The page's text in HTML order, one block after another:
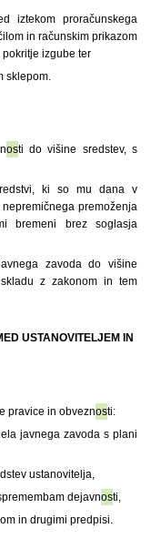
iztekom proračunskega
in računskim prikazom
izgube ter
sklepom.
osti do višine sredstev, s
ki so mu dana v
nepremičnega premoženja
bremeni brez soglasja
zavoda do višine
z zakonom in tem
USTANOVITELJEM IN
pravice in obveznosti:
javnega zavoda s plani
ustanovitelja,
dejavnosti,
in drugimi predpisi.